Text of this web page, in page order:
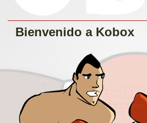
Bienvenido a Kobox